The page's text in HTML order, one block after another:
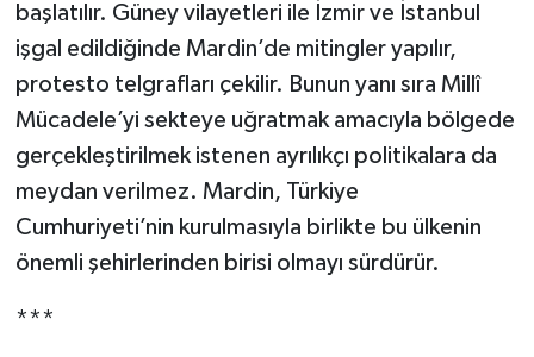
başlatılır. Güney vilayetleri ile İzmir ve İstanbul
işgal edildiğinde Mardin’de mitingler yapılır,
protesto telgrafları çekilir. Bunun yanı sıra Millî
Mücadele’yi sekteye uğratmak amacıyla bölgede
gerçekleştirilmek istenen ayrılıkçı politikalara da
meydan verilmez. Mardin, Türkiye
Cumhuriyeti’nin kurulmasıyla birlikte bu ülkenin
önemli şehirlerinden birisi olmayı sürdürür.
***